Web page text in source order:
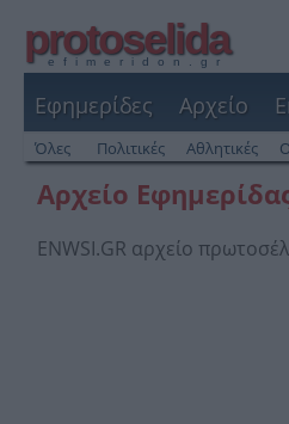
protoselida
efimeridon.gr
Εφημερίδες Αρχείο
Όλες Πολιτικές Αθλητικές
Αρχείο
ENWSI.GR αρχείο